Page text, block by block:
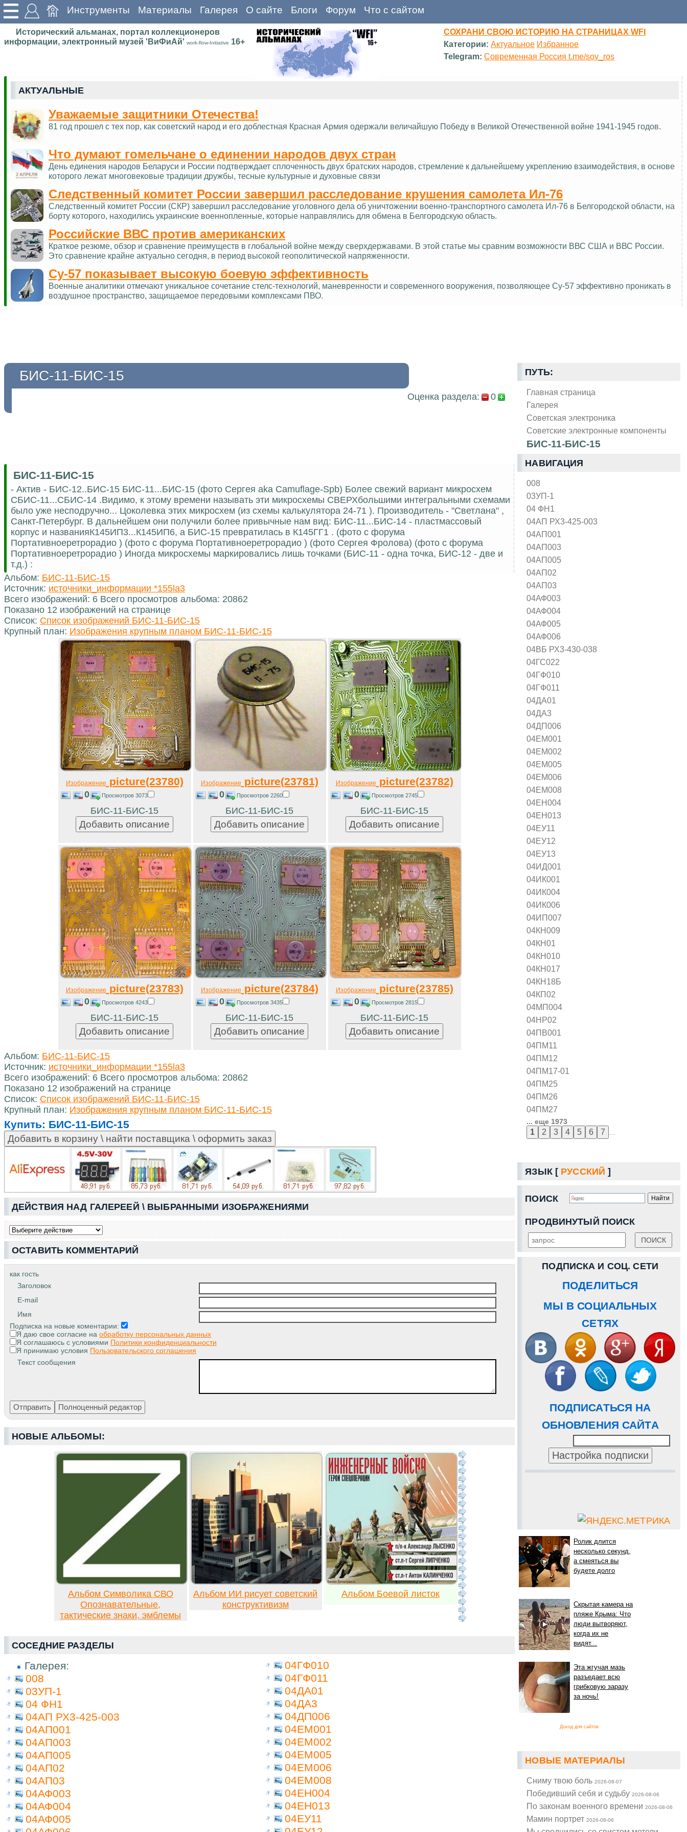
Инструменты Материалы Галерея О сайте Блоги Форум Что с сайтом
Исторический альманах, портал коллекционеров
информации, электронный музей 'ВиФиАй' work-flow-Initiative 16+
СОХРАНИ СВОЮ ИСТОРИЮ НА СТРАНИЦАХ WFI
Категории: Актуальное Избранное
Telegram: Современная Россия t.me/sov_ros
АКТУАЛЬНЫЕ
Уважаемые защитники Отечества!
81 год прошел с тех пор, как советский народ и его доблестная Красная Армия одержали величайшую Победу в Великой Отечественной войне 1941-1945 годов.
Что думают гомельчане о единении народов двух стран
День единения народов Беларуси и России подтверждает сплоченность двух братских народов, стремление к дальнейшему укреплению взаимодействия, в основе
которого лежат многовековые традиции дружбы, тесные культурные и духовные связи
Следственный комитет России завершил расследование крушения самолета Ил-76
Следственный комитет России (СКР) завершил расследование уголовного дела об уничтожении военно-транспортного самолета Ил-76 в Белгородской области, на
борту которого, находились украинские военнопленные, которые направлялись для обмена в Белгородскую область.
Российские ВВС против американских
Краткое резюме, обзор и сравнение преимуществ в глобальной войне между сверхдержавами. В этой статье мы сравним возможности ВВС США и ВВС России.
Это сравнение крайне актуально сегодня, в период высокой геополитической напряженности.
Су-57 показывает высокую боевую эффективность
Военные аналитики отмечают уникальное сочетание стелс-технологий, маневренности и современного вооружения, позволяющее Су-57 эффективно проникать в
воздушное пространство, защищаемое передовыми комплексами ПВО.
ПУТЬ:
Главная страница
Галерея
Советская электроника
Советские электронные компоненты
БИС-11-БИС-15
НАВИГАЦИЯ
008
03УП-1
04 ФН1
04АП РХ3-425-003
04АП001
04АП003
04АП005
04АП02
04АП03
04АФ003
04АФ004
04АФ005
04АФ006
04ВБ РХ3-430-038
04ГС022
04ГФ010
04ГФ011
04ДА01
04ДА3
04ДП006
04ЕМ001
04ЕМ002
04ЕМ005
04ЕМ006
04ЕМ008
04ЕН004
04ЕН013
04ЕУ11
04ЕУ12
04ЕУ13
04ИД001
04ИК001
04ИК004
04ИК006
04ИП007
04КН009
04КН01
04КН010
04КН017
04КН18Б
04КП02
04МП004
04НР02
04ПВ001
04ПМ11
04ПМ12
04ПМ17-01
04ПМ25
04ПМ26
04ПМ27
... еще 1973
ЯЗЫК [ РУССКИЙ ]
ПОИСК
ПРОДВИНУТЫЙ ПОИСК
ПОДПИСКА И СОЦ. СЕТИ
ПОДЕЛИТЬСЯ
МЫ В СОЦИАЛЬНЫХ
СЕТЯХ
ПОДПИСАТЬСЯ НА
ОБНОВЛЕНИЯ САЙТА
Ролик длится
несколько секунд,
а смеяться вы
будете долго
Скрытая камера на
пляже Крыма: Что
люди вытворяют,
когда их не
видят...
Эта жгучая мазь
разъедает всю
грибковую заразу
за ночь!
Доход для сайтов
НОВЫЕ МАТЕРИАЛЫ
Cниму твою боль2026-08-07
Победивший себя и судьбу2026-08-06
По законам военного времени2026-08-06
Мамин портрет2026-08-06
БИС-11-БИС-15
Оценка раздела: 0
БИС-11-БИС-15
- Актив - БИС-12..БИС-15 БИС-11...БИС-15 (фото Сергея aka Camuflage-Spb) Более свежий вариант микросхем
СБИС-11...СБИС-14 .Видимо, к этому времени называть эти микросхемы СВЕРХбольшими интегральными схемами
было уже несподручно... Цоколевка этих микросхем (из схемы калькулятора 24-71 ). Производитель - "Светлана" ,
Санкт-Петербург. В дальнейшем они получили более привычные нам вид: БИС-11...БИС-14 - пластмассовый
корпус и названияК145ИП3...К145ИП6, а БИС-15 превратилась в К145ГГ1 . (фото с форума
Портативноеретрорадио ) (фото с форума Портативноеретрорадио ) (фото Сергея Фролова) (фото с форума
Портативноеретрорадио ) Иногда микросхемы маркировались лишь точками (БИС-11 - одна точка, БИС-12 - две и
т.д.) :
Альбом: БИС-11-БИС-15
Источник: источники_информации *155la3
Всего изображений: 6 Всего просмотров альбома: 20862
Показано 12 изображений на странице
Список: Список изображений БИС-11-БИС-15
Крупный план: Изображения крупным планом БИС-11-БИС-15
Изображение picture(23780)
0 Просмотров 3073
БИС-11-БИС-15
Изображение picture(23781)
0 Просмотров 2260
БИС-11-БИС-15
Изображение picture(23782)
0 Просмотров 2745
БИС-11-БИС-15
Изображение picture(23783)
0 Просмотров 4243
БИС-11-БИС-15
Изображение picture(23784)
0 Просмотров 3435
БИС-11-БИС-15
Изображение picture(23785)
0 Просмотров 2815
БИС-11-БИС-15
Альбом: БИС-11-БИС-15
Источник: источники_информации *155la3
Всего изображений: 6 Всего просмотров альбома: 20862
Показано 12 изображений на странице
Список: Список изображений БИС-11-БИС-15
Крупный план: Изображения крупным планом БИС-11-БИС-15
Купить: БИС-11-БИС-15
ДЕЙСТВИЯ НАД ГАЛЕРЕЕЙ \ ВЫБРАННЫМИ ИЗОБРАЖЕНИЯМИ
ОСТАВИТЬ КОММЕНТАРИЙ
как гость
Заголовок
E-mail
Имя
Подписка на новые коментарии:
Я даю свое согласие на обработку персональных данных
Я соглашаюсь с условиями Политики конфиденциальности
Я принимаю условия Пользовательского соглашения
Текст сообщения
НОВЫЕ АЛЬБОМЫ:
Альбом Символика СВО
Опознавательные,
тактические знаки, эмблемы
Альбом ИИ рисует советский
конструктивизм
Альбом Боевой листок
СОСЕДНИЕ РАЗДЕЛЫ
Галерея:
008
03УП-1
04 ФН1
04АП РХ3-425-003
04АП001
04АП003
04АП005
04АП02
04АП03
04АФ003
04АФ004
04АФ005
04ГФ010
04ГФ011
04ДА01
04ДА3
04ДП006
04ЕМ001
04ЕМ002
04ЕМ005
04ЕМ006
04ЕМ008
04ЕН004
04ЕН013
04ЕУ11